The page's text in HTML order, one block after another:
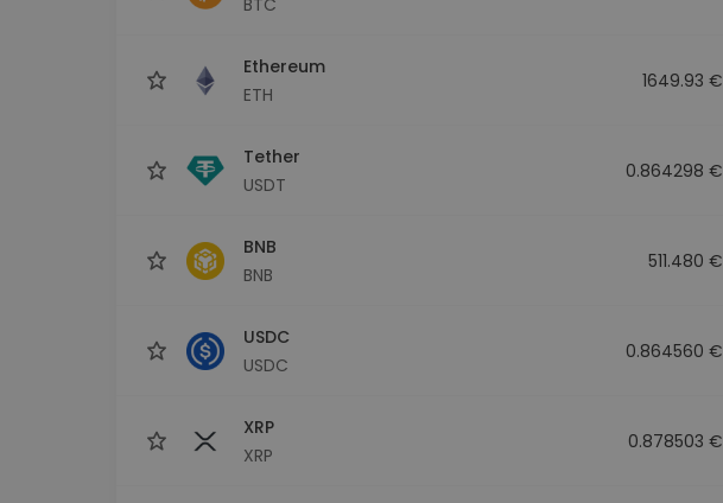
Ethereum
ETH
1649.93 €
Tether
USDT
0.864298 €
BNB
BNB
511.480 €
USDC
USDC
0.864560 €
XRP
XRP
0.878503 €